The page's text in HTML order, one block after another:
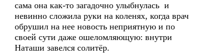
сама она как-то загадочно улыбнулась и
невинно сложила руки на коленях, когда врач
обрушил на нее новость неприятную и по
своей сути даже ошеломляющую: внутри
Наташи завелся солитёр.